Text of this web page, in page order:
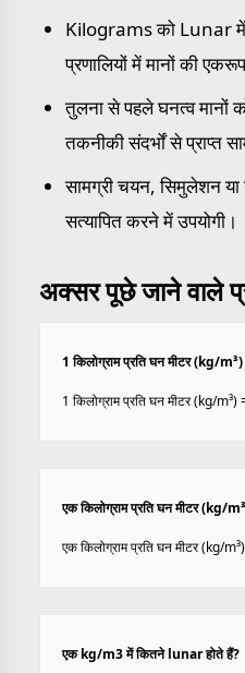
Kilograms को Lunar में
प्रणालियों में मानों की
तुलना से पहले घनत्व मानों
तकनीकी संदर्भों से प्राप्त
सामग्री चयन, सिमुलेशन या
सत्यापित करने में उपयोगी।
अक्सर पूछे जाने वाले
1 किलोग्राम प्रति घन मीटर (kg/
1 किलोग्राम प्रति घन मीटर (kg/
एक किलोग्राम प्रति घन मीटर (kg/
एक किलोग्राम प्रति घन मीटर (kg/
एक kg/m3 में कितने lunar होते हैं?